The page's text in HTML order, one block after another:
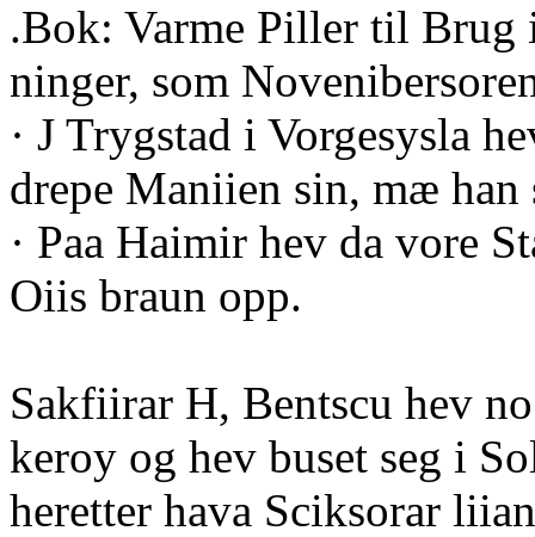
.Bok: Varme Piller til Brug
ninger, som
· J Trygstad i Vorgesysla
drepe Maniien sin, mæ han
· Paa Haimir hev da vore
Oiis braun opp.
Sakfiirar H, Bentscu hev
keroy og hev buset seg i
heretter hava Sciksorar